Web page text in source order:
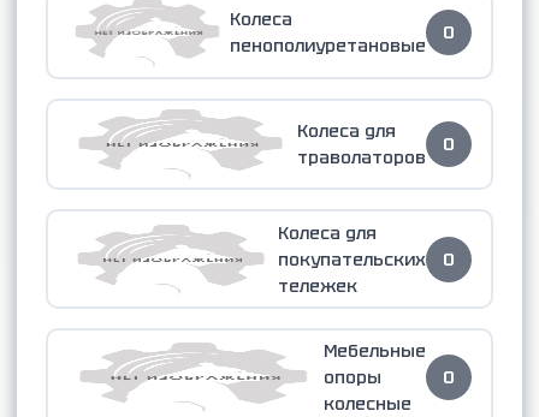
Колеса
пенополиуретановые
0
Колеса для
траволаторов
0
Колеса для
покупательских
тележек
0
Мебельные
опоры
колесные
0